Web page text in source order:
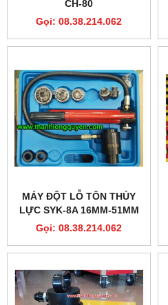
CH-80
Gọi: 08.38.214.062
MÁY ĐỘT LỖ TÔN THỦY
LỰC SYK-8A 16MM-51MM
Gọi: 08.38.214.062